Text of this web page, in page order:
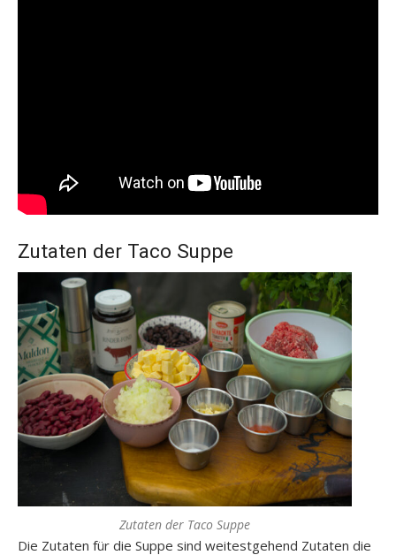
Zutaten der Taco Suppe
Zutaten der Taco Suppe
Die Zutaten für die Suppe sind weitestgehend Zutaten die